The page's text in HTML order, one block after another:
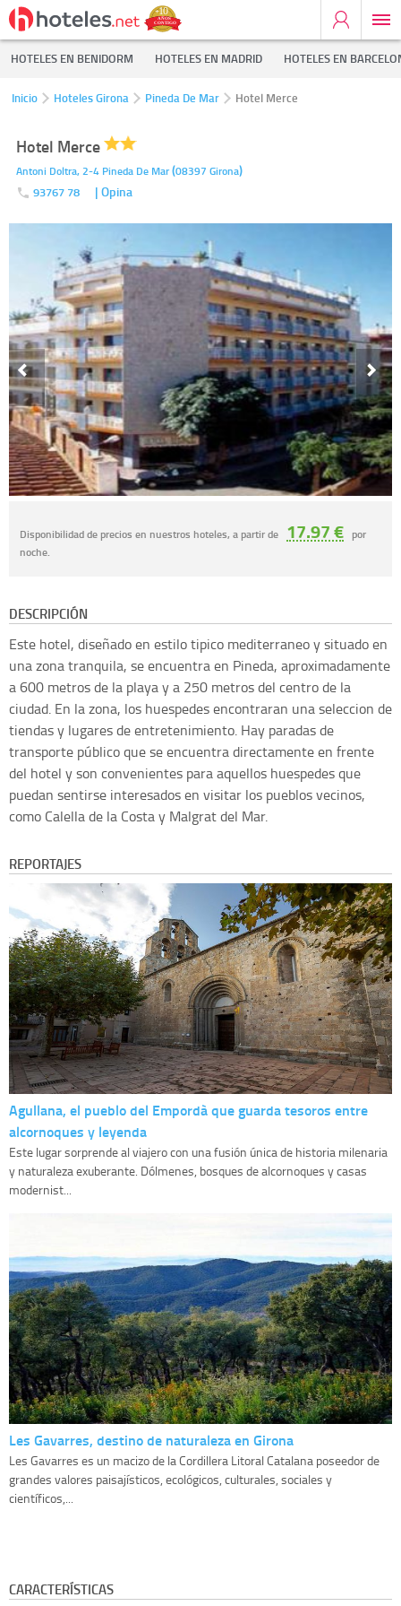
HOTELES EN BENIDORM HOTELES EN MADRID HOTELES EN
Inicio Hoteles Girona Pineda De Mar Hotel Merce
Hotel Merce
Antoni Doltra, 2-4 Pineda De Mar(08397 Girona)
93767 78 | Opina
Disponibilidad de precios en nuestros hoteles, a partir de 17.97 € por
noche.
DESCRIPCIÓN
Este hotel, diseñado en estilo tipico mediterraneo y situado en
una zona tranquila, se encuentra en Pineda, aproximadamente
a 600 metros de la playa y a 250 metros del centro de la
ciudad. En la zona, los huespedes encontraran una seleccion de
tiendas y lugares de entretenimiento. Hay paradas de
transporte público que se encuentra directamente en frente
del hotel y son convenientes para aquellos huespedes que
puedan sentirse interesados en visitar los pueblos vecinos,
como Calella de la Costa y Malgrat del Mar.
REPORTAJES
Agullana, el pueblo del Empordà que guarda tesoros entre
alcornoques y leyenda
Este lugar sorprende al viajero con una fusión única de historia milenaria
y naturaleza exuberante. Dólmenes, bosques de alcornoques y casas
modernist...
Les Gavarres, destino de naturaleza en Girona
Les Gavarres es un macizo de la Cordillera Litoral Catalana poseedor de
grandes valores paisajísticos, ecológicos, culturales, sociales y
científicos,...
CARACTERÍSTICAS